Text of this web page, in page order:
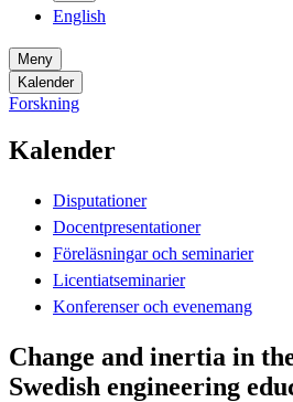
English
Meny
Kalender
Forskning
Kalender
Disputationer
Docentpresentationer
Föreläsningar och seminarier
Licentiatseminarier
Konferenser och evenemang
Change and inertia in
Swedish engineering